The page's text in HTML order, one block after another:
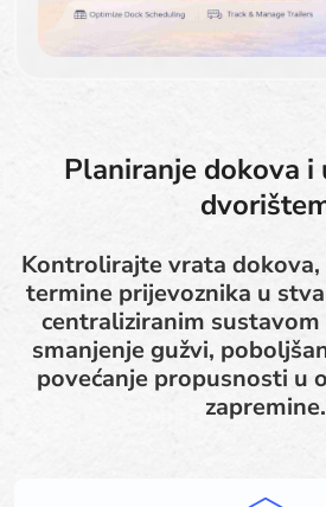
Planiranje dokova i
Kontrolirajte vrata
termine prijevoznika u
centraliziranim sustavom
smanjenje gužvi,
povećanje propusnosti u
zapremine.